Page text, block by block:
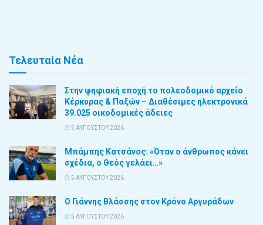
Τελευταία Νέα
Στην ψηφιακή εποχή το πολεοδομικό αρχείο
Κέρκυρας & Παξών – Διαθέσιμες ηλεκτρονικά
39.025 οικοδομικές άδειες
5 ΑΥΓΟΎΣΤΟΥ 2026
Μπάμπης Κατσάνος: «Όταν ο άνθρωπος κάνει
σχέδια, ο Θεός γελάει…»
5 ΑΥΓΟΎΣΤΟΥ 2026
Ο Γιάννης Βλάσσης στον Κρόνο Αργυράδων
5 ΑΥΓΟΎΣΤΟΥ 2026